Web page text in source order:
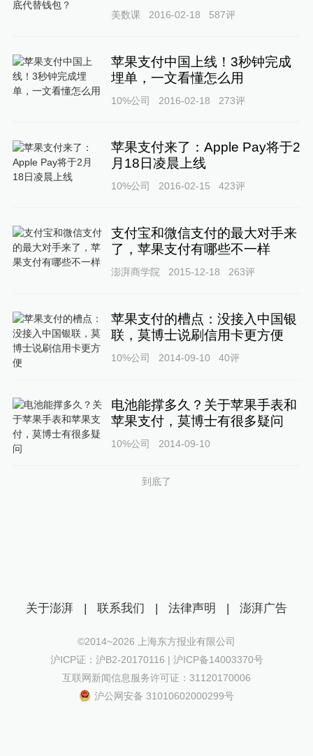
美数课 2016-02-18 587评
苹果支付中国上线！3秒钟完成
埋单，一文看懂怎么用
10%公司 2016-02-18 273评
苹果支付来了：Apple Pay将于2
月18日凌晨上线
10%公司 2016-02-15 423评
支付宝和微信支付的最大对手来
了，苹果支付有哪些不一样
澎湃商学院 2015-12-18 263评
苹果支付的槽点：没接入中国银
联，莫博士说刷信用卡更方便
10%公司 2014-09-10 40评
电池能撑多久？关于苹果手表和
苹果支付，莫博士有很多疑问
10%公司 2014-09-10
到底了
关于澎湃 | 联系我们 | 法律声明 | 澎湃广告
©2014~2026 上海东方报业有限公司
沪ICP证：沪B2-20170116 | 沪ICP备14003370号
互联网新闻信息服务许可证：31120170006
沪公网安备 31010602000299号